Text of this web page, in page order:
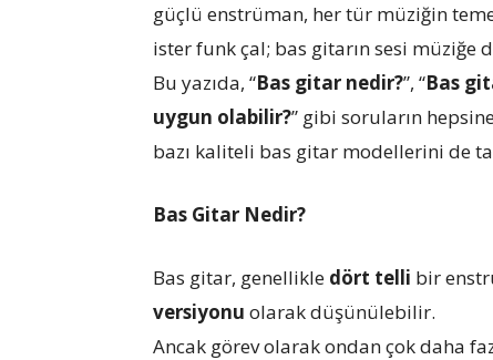
güçlü enstrüman, her tür müziğin
ister funk çal; bas gitarın sesi müziğe
Bu yazıda, “Bas gitar nedir?”, “Bas
uygun olabilir?” gibi soruların
bazı kaliteli bas gitar modellerini de
Bas Gitar Nedir?
Bas gitar, genellikle dört telli bir
versiyonu olarak düşünülebilir.
Ancak görev olarak ondan çok daha